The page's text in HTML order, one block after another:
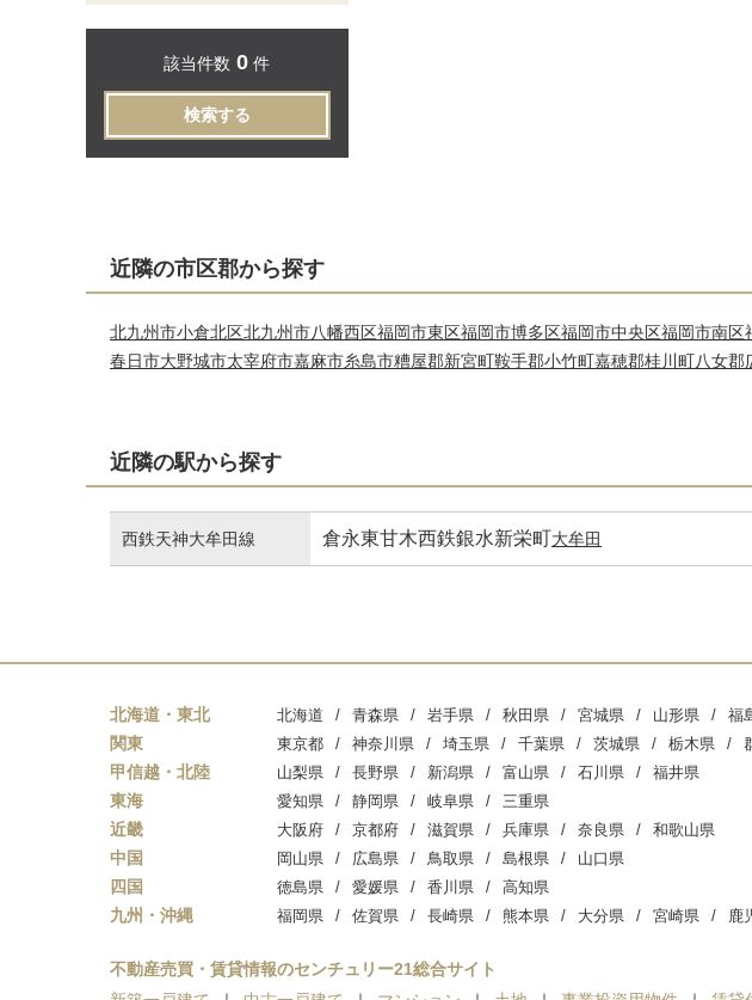
該当件数 0 件
検索する
近隣の市区郡から探す
北九州市小倉北区北九州市八幡西区福岡市東区福岡市博多区福岡市中央区福岡市南区
春日市大野城市太宰府市嘉麻市糸島市糟屋郡新宮町鞍手郡小竹町嘉穂郡桂川町八女郡
近隣の駅から探す
西鉄天神大牟田線 倉永東甘木西鉄銀水新栄町大牟田
北海道・東北 北海道 青森県 岩手県 秋田県 宮城県 山形県 福
関東 東京都 神奈川県 埼玉県 千葉県 茨城県 栃木県
甲信越・北陸 山梨県 長野県 新潟県 富山県 石川県 福井県
東海 愛知県 静岡県 岐阜県 三重県
近畿 大阪府 京都府 滋賀県 兵庫県 奈良県 和歌山県
中国 岡山県 広島県 鳥取県 島根県 山口県
四国 徳島県 愛媛県 香川県 高知県
九州・沖縄 福岡県 佐賀県 長崎県 熊本県 大分県 宮崎県 鹿
不動産売買・賃貸情報のセンチュリー21総合サイト